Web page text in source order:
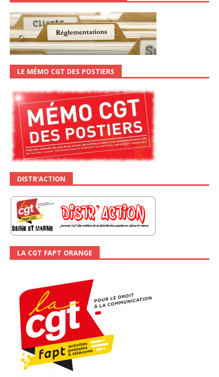
LE MÉMO CGT DES POSTIERS
DISTR’ACTION
LA CGT FAPT ORANGE